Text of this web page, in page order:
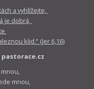
a vyhlížejte,
je dobrá,
klid.“ (Jer 6,16)
mnou,